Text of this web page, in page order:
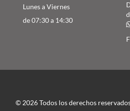
Lunes a Viernes
de 07:30 a 14:30
© 2026 Todos los derechos